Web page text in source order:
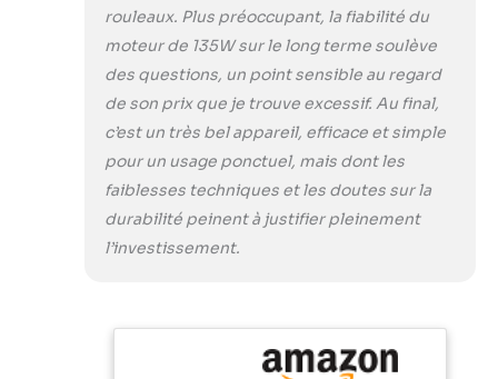
utilisation, éliminer
l'huile minérale
alimentaire en
laminant pâte test
jusqu'à disparition
résidus sombres.
Nettoyage régulier
rapide : surface
acier inoxydable
lisse, nécessite
efficace avec base
rouleaux. Plus préoccupant, la fiabilité du
moteur de 135W sur le long terme soulève
des questions, un point sensible au regard
de son prix que je trouve excessif. Au final,
c’est un très bel appareil, efficace et simple
pour un usage ponctuel, mais dont les
faiblesses techniques et les doutes sur la
durabilité peinent à justifier pleinement
l’investissement.